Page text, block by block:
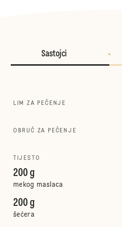
Sastojci
LIM ZA PEČENJE
OBRUČ ZA PEČENJE
TIJESTO
200 g
mekog maslaca
200 g
šećera